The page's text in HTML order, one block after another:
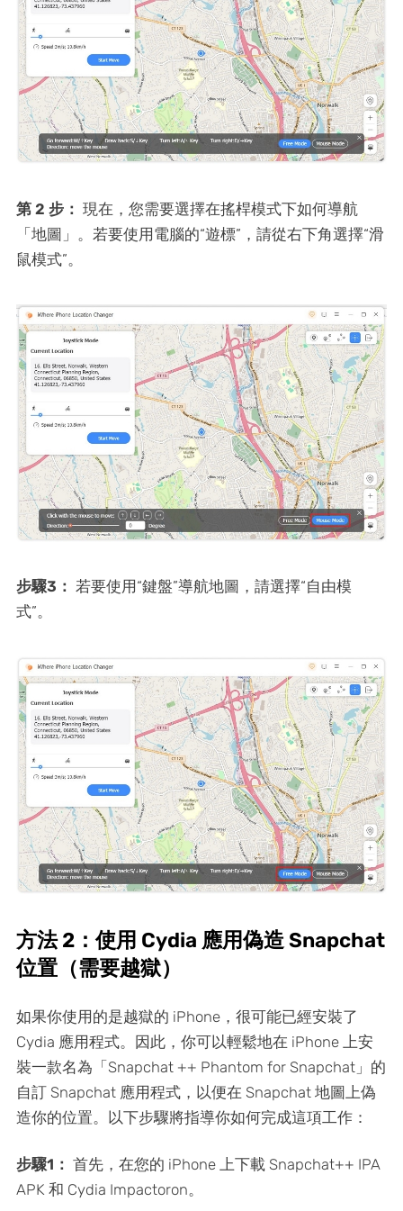
第 2 步： 現在，您需要選擇在搖桿模式下如何導航
「地圖」。若要使用電腦的“遊標”，請從右下角選擇“滑
鼠模式”。
步驟3： 若要使用“鍵盤”導航地圖，請選擇“自由模
式”。
方法 2：使用 Cydia 應用偽造 Snapchat
位置（需要越獄）
如果你使用的是越獄的 iPhone，很可能已經安裝了
Cydia 應用程式。因此，你可以輕鬆地在 iPhone 上安
裝一款名為「Snapchat ++ Phantom for Snapchat」的
自訂 Snapchat 應用程式，以便在 Snapchat 地圖上偽
造你的位置。以下步驟將指導你如何完成這項工作：
步驟1： 首先，在您的 iPhone 上下載 Snapchat++ IPA
APK 和 Cydia Impactoron。